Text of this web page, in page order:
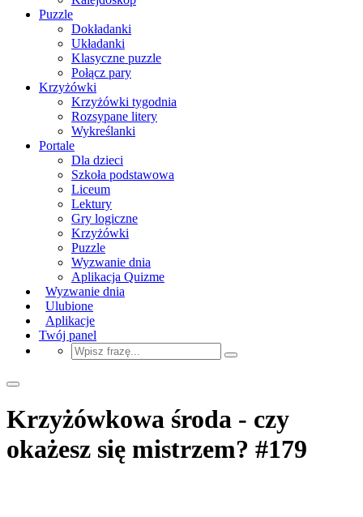
Puzzle
Dokładanki
Układanki
Klasyczne puzzle
Połącz pary
Krzyżówki
Krzyżówki tygodnia
Rozsypane litery
Wykreślanki
Portale
Dla dzieci
Szkoła podstawowa
Liceum
Lektury
Gry logiczne
Krzyżówki
Puzzle
Wyzwanie dnia
Aplikacja Quizme
Wyzwanie dnia
Ulubione
Aplikacje
Twój panel
Krzyżówkowa środa - czy
okażesz się mistrzem? #179